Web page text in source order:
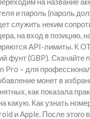
и пароль (пароль
служить неким
на вход в позицию,
API-лимиты. К
фунт (GBP). Скачайте
Pro – для
монет в
как показала
какую. Как узнать
и Apple. После этого